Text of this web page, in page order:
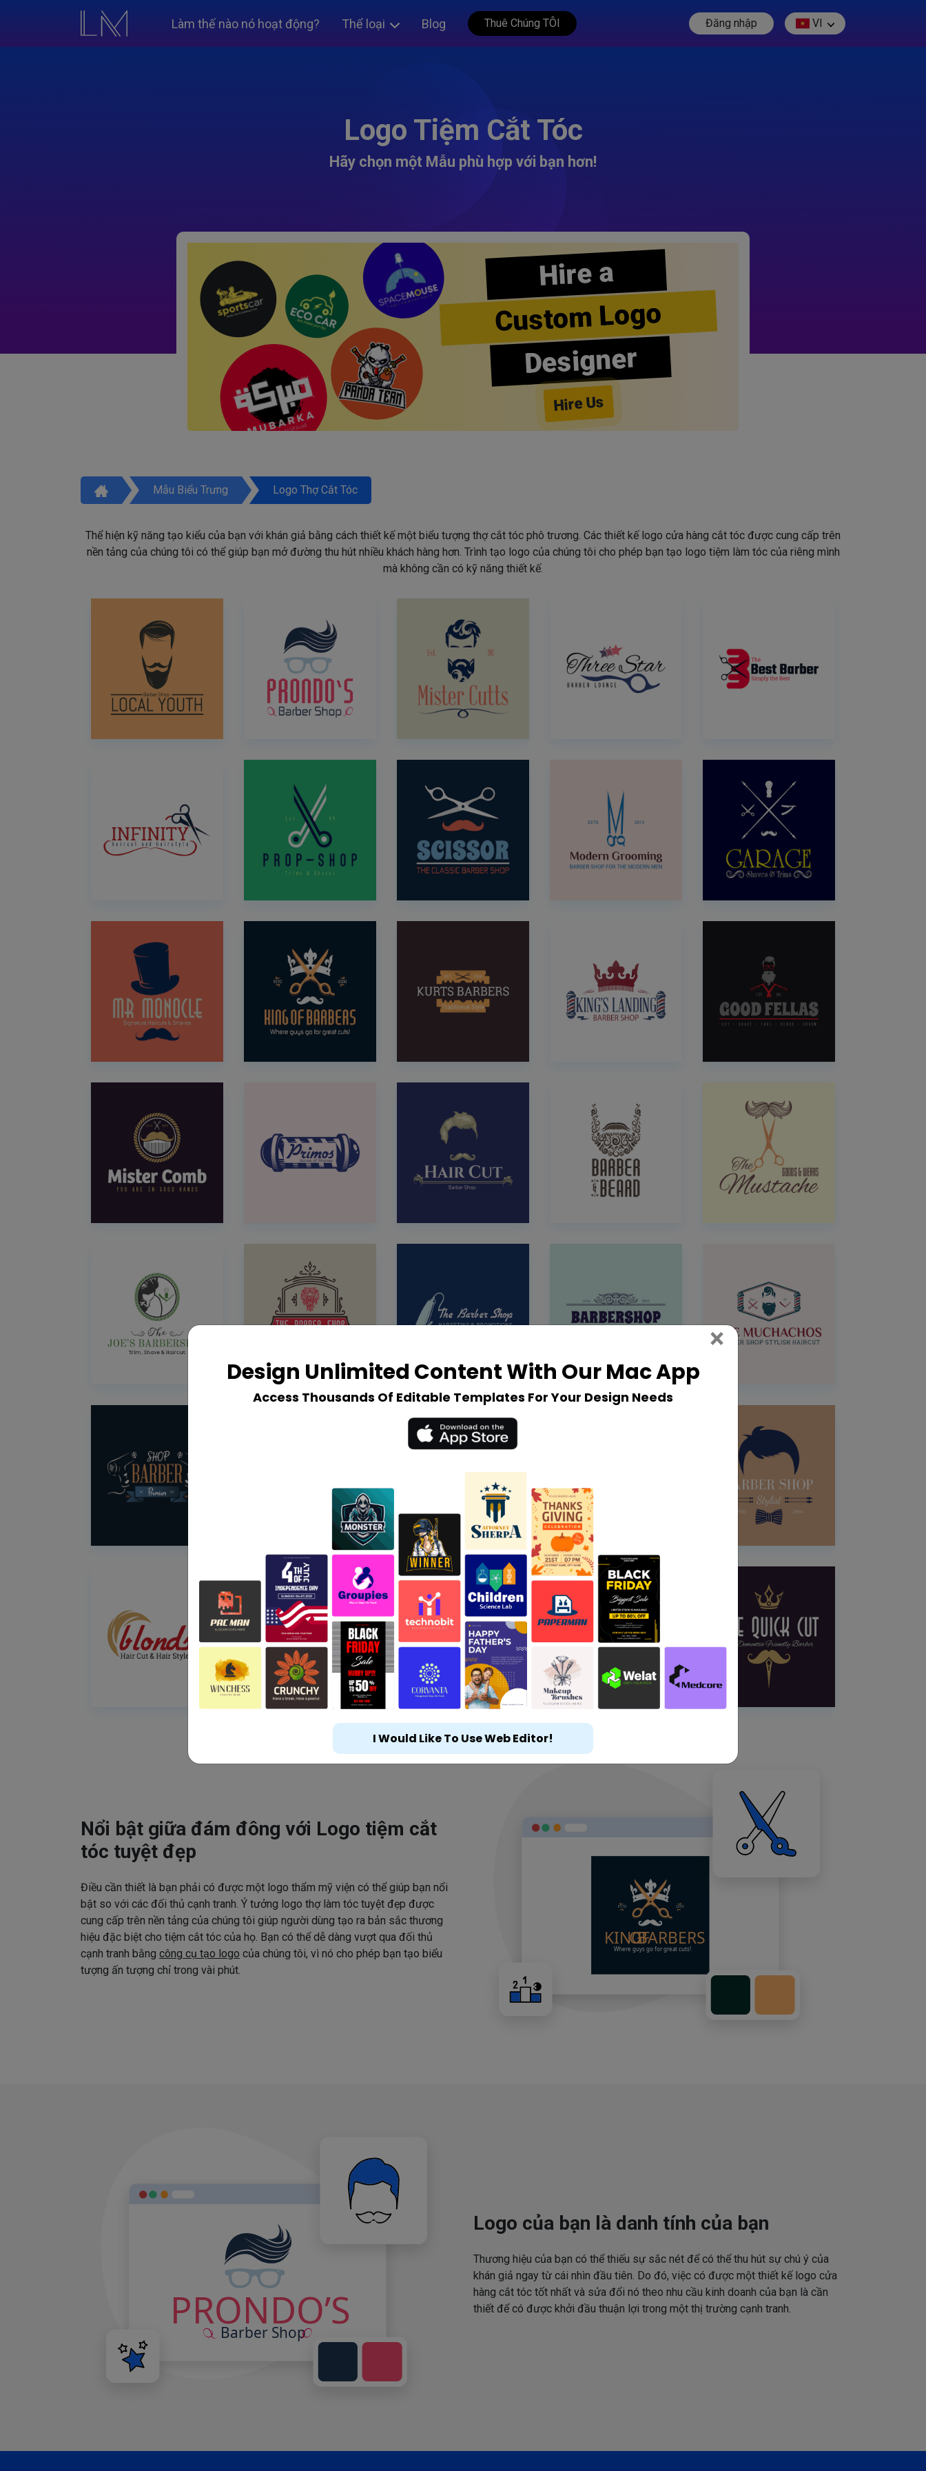
Làm thế nào nó hoạt động? Thể loại Blog Thuê Chúng TÔI Đăng nhập VI
Logo Tiệm Cắt Tóc
Hãy chọn một Mẫu phù hợp với bạn hơn!
Hire a
Custom Logo
Designer
Hire Us
Mẫu Biểu Trưng Logo Thợ Cắt Tóc
Thể hiện kỹ năng tạo kiểu của bạn với khán giả bằng cách thiết kế một biểu tượng thợ cắt tóc phô trương. Các thiết kế logo cửa hàng cắt tóc được cung cấp trên
nền tảng của chúng tôi có thể giúp bạn mở đường thu hút nhiều khách hàng hơn. Trình tạo logo của chúng tôi cho phép bạn tạo logo tiệm làm tóc của riêng mình
mà không cần có kỹ năng thiết kế.
Nổi bật giữa đám đông với Logo tiệm cắt
tóc tuyệt đẹp
Điều cần thiết là bạn phải có được một logo thẩm mỹ viện có thể giúp bạn nổi
bật so với các đối thủ cạnh tranh. Ý tưởng logo thợ làm tóc tuyệt đẹp được
cung cấp trên nền tảng của chúng tôi giúp người dùng tạo ra bản sắc thương
hiệu đặc biệt cho tiệm cắt tóc của họ. Bạn có thể dễ dàng vượt qua đối thủ
cạnh tranh bằng công cụ tạo logo của chúng tôi, vì nó cho phép bạn tạo biểu
tượng ấn tượng chỉ trong vài phút.
Logo của bạn là danh tính của bạn
Thương hiệu của bạn có thể thiếu sự sắc nét để có thể thu hút sự chú ý của
khán giả ngay từ cái nhìn đầu tiên. Do đó, việc có được một thiết kế logo cửa
hàng cắt tóc tốt nhất và sửa đổi nó theo nhu cầu kinh doanh của bạn là cần
thiết để có được khởi đầu thuận lợi trong một thị trường cạnh tranh.
Design Unlimited Content With Our Mac App
Access Thousands Of Editable Templates For Your Design Needs
× Close
I Would Like To Use Web Editor!